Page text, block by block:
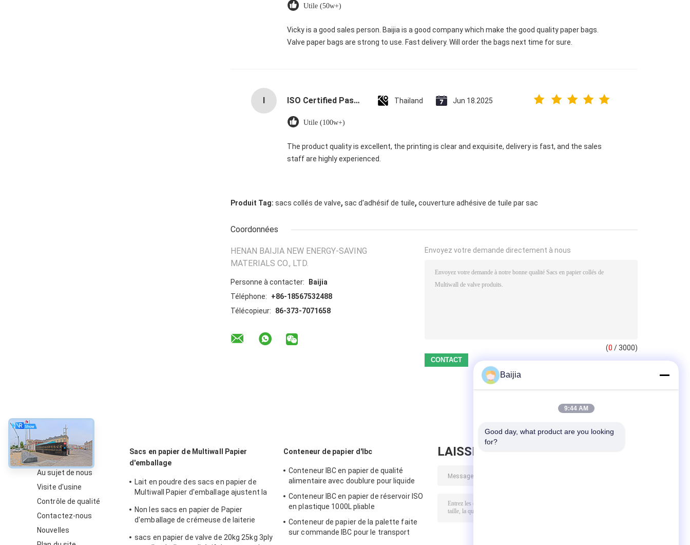
Utile (50w+)
Vicky is a good sales person. Baijia is a good company which make the good quality paper bags.
Valve paper bags are strong to use. Fast delivery. Will order the bags next time for sure.
ISO Certified Pasted Valve Multiwall Paper Bags with 60M Annual Supply and 15-Day Delivery Thailand Jun 18.2025
Utile (100w+)
The product quality is excellent, the printing is clear and exquisite, delivery is fast, and the sales
staff are highly experienced.
Produit Tag: sacs collés de valve, sac d'adhésif de tuile, couverture adhésive de tuile par sac
Coordonnées
HENAN BAIJIA NEW ENERGY-SAVING
MATERIALS CO., LTD.
Personne à contacter:
Baijia
Téléphone:
+86-18567532488
Télécopieur:
86-373-7071658
Envoyez votre demande directement à nous
(0 / 3000)
À propos
Au sujet de nous
Visite d'usine
Contrôle de qualité
Contactez-nous
Nouvelles
Sacs en papier de Multiwall Papier
d'emballage
Lait en poudre des sacs en papier de
Multiwall Papier d'emballage ajustent la
blanc
Non les sacs en papier de Papier
d'emballage de crémeuse de laiterie
lait en poudre
sacs en papier de valve de 20kg 25kg 3ply
Conteneur de papier d'Ibc
Conteneur IBC en papier de qualité
alimentaire avec doublure pour liquide
Conteneur IBC en papier de réservoir ISO
en plastique 1000L pliable
Conteneur de papier de la palette faite
sur commande IBC pour le transport
LAISSEZ UN MESSAGE
Baijia
9:44 AM
Good day, what product are you looking
for?